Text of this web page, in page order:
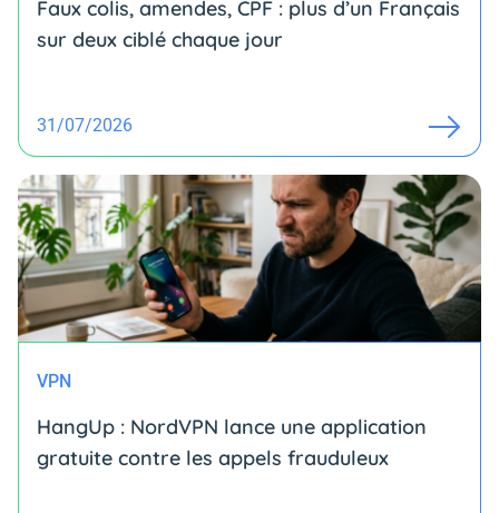
Faux colis, amendes, CPF : plus d’un Français
sur deux ciblé chaque jour
31/07/2026
VPN
HangUp : NordVPN lance une application
gratuite contre les appels frauduleux